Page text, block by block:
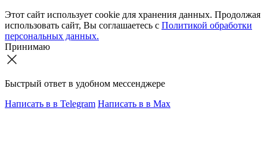
Этот сайт использует cookie для хранения данных. Продолжая
использовать сайт, Вы соглашаетесь с Политикой обработки
персональных данных.
Принимаю
Быстрый ответ в удобном мессенджере
Написать в в Telegram Написать в в Max